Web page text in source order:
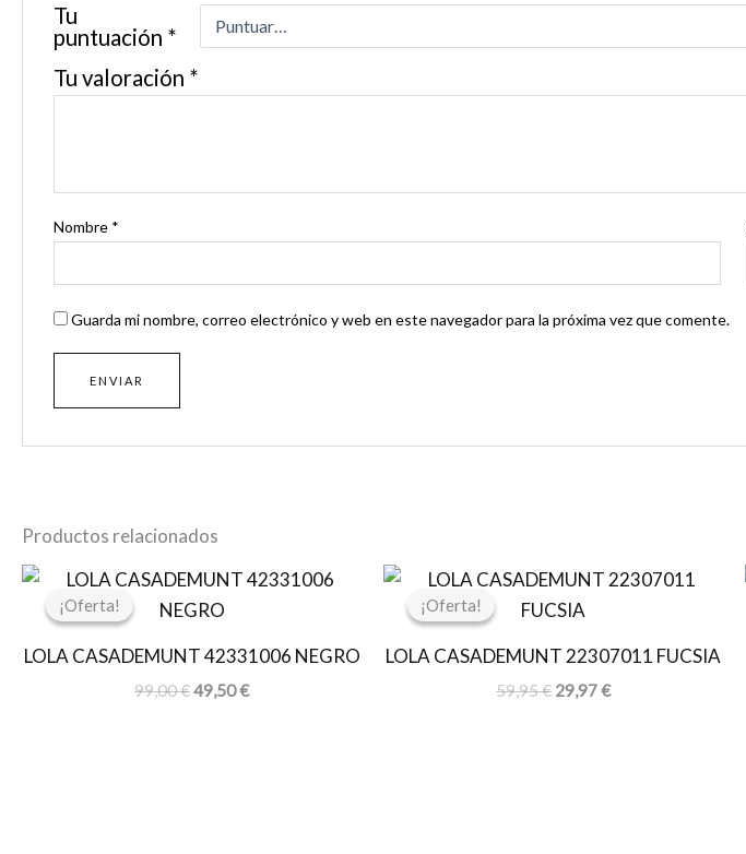
Tu
puntuación *
Tu valoración *
Nombre *
Guarda mi nombre, correo electrónico y web en este navegador para la próxima vez que comente.
Productos relacionados
¡Oferta!
¡Oferta!
LOLA CASADEMUNT 42331006 NEGRO
99,00€
El
original
99,00 €.
49,50€
El
49,50 €.
¡Oferta!
¡Oferta!
LOLA CASADEMUNT 22307011 FUCSIA
59,95€
El
original
59,95 €.
29,97€
El
29,97 €.